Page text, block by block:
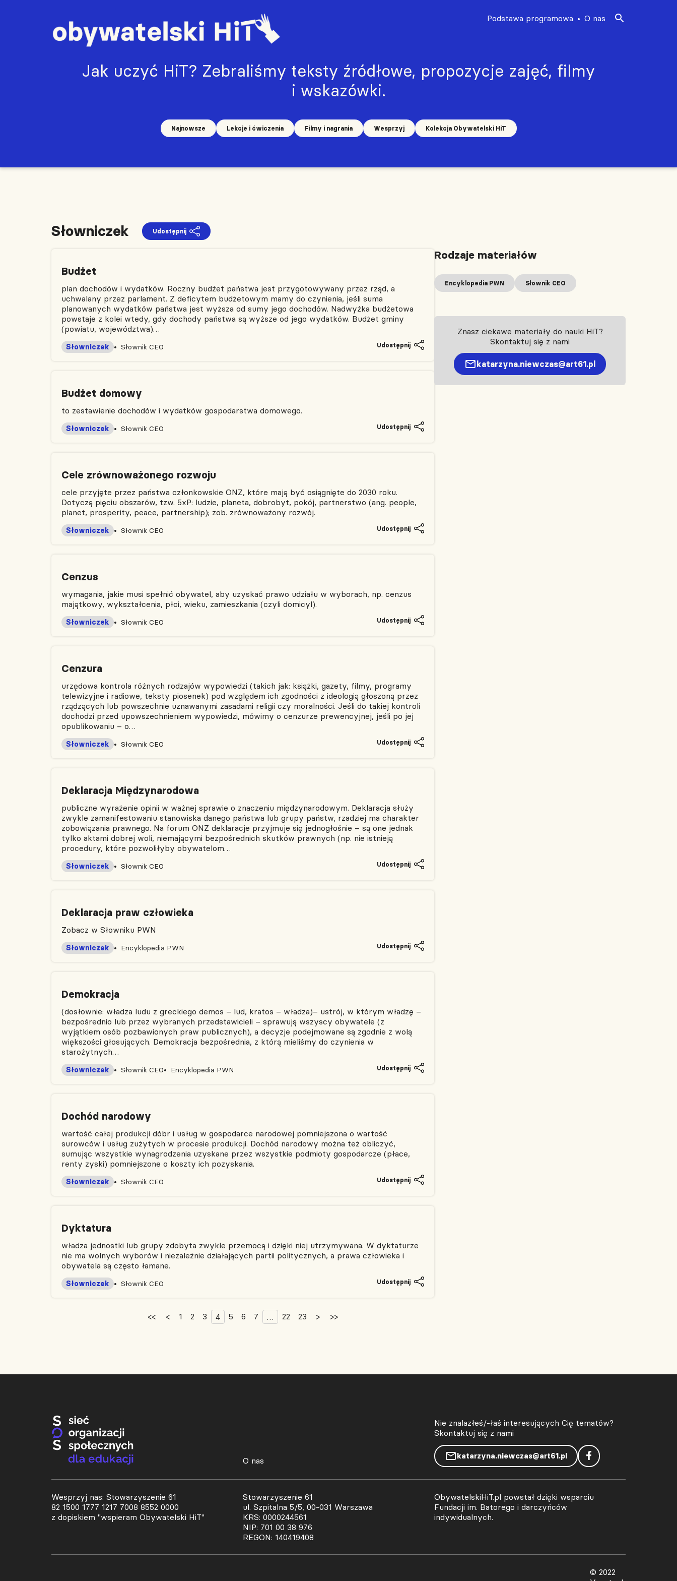
Jak uczyć HiT? Zebraliśmy teksty źródłowe, propozycje zajęć, filmy
i wskazówki.
Najnowsze Lekcje i ćwiczenia Filmy i nagrania Wesprzyj Kolekcja Obywatelski HiT
Podstawa programowa O nas
Słowniczek Udostępnij
Budżet
plan dochodów i wydatków. Roczny budżet państwa jest przygotowywany przez rząd, a
uchwalany przez parlament. Z deficytem budżetowym mamy do czynienia, jeśli suma
planowanych wydatków państwa jest wyższa od sumy jego dochodów. Nadwyżka budżetowa
powstaje z kolei wtedy, gdy dochody państwa są wyższe od jego wydatków. Budżet gminy
(powiatu, województwa)…
Słownik CEO
Słowniczek Udostępnij
Budżet domowy
to zestawienie dochodów i wydatków gospodarstwa domowego.
Słownik CEO
Słowniczek Udostępnij
Cele zrównoważonego rozwoju
cele przyjęte przez państwa członkowskie ONZ, które mają być osiągnięte do 2030 roku.
Dotyczą pięciu obszarów, tzw. 5xP: ludzie, planeta, dobrobyt, pokój, partnerstwo (ang. people,
planet, prosperity, peace, partnership); zob. zrównoważony rozwój.
Słownik CEO
Słowniczek Udostępnij
Cenzus
wymagania, jakie musi spełnić obywatel, aby uzyskać prawo udziału w wyborach, np. cenzus
majątkowy, wykształcenia, płci, wieku, zamieszkania (czyli domicyl).
Słownik CEO
Słowniczek Udostępnij
Cenzura
urzędowa kontrola różnych rodzajów wypowiedzi (takich jak: książki, gazety, filmy, programy
telewizyjne i radiowe, teksty piosenek) pod względem ich zgodności z ideologią głoszoną przez
rządzących lub powszechnie uznawanymi zasadami religii czy moralności. Jeśli do takiej kontroli
dochodzi przed upowszechnieniem wypowiedzi, mówimy o cenzurze prewencyjnej, jeśli po jej
opublikowaniu – o…
Słownik CEO
Słowniczek Udostępnij
Deklaracja Międzynarodowa
publiczne wyrażenie opinii w ważnej sprawie o znaczeniu międzynarodowym. Deklaracja służy
zwykle zamanifestowaniu stanowiska danego państwa lub grupy państw, rzadziej ma charakter
zobowiązania prawnego. Na forum ONZ deklaracje przyjmuje się jednogłośnie – są one jednak
tylko aktami dobrej woli, niemającymi bezpośrednich skutków prawnych (np. nie istnieją
procedury, które pozwoliłyby obywatelom…
Słownik CEO
Słowniczek Udostępnij
Deklaracja praw człowieka
Zobacz w Słowniku PWN
Encyklopedia PWN
Słowniczek Udostępnij
Demokracja
(dosłownie: władza ludu z greckiego demos – lud, kratos – władza)– ustrój, w którym władzę –
bezpośrednio lub przez wybranych przedstawicieli – sprawują wszyscy obywatele (z
wyjątkiem osób pozbawionych praw publicznych), a decyzje podejmowane są zgodnie z wolą
większości głosujących. Demokracja bezpośrednia, z którą mieliśmy do czynienia w
starożytnych…
Słownik CEO Encyklopedia PWN
Słowniczek Udostępnij
Dochód narodowy
wartość całej produkcji dóbr i usług w gospodarce narodowej pomniejszona o wartość
surowców i usług zużytych w procesie produkcji. Dochód narodowy można też obliczyć,
sumując wszystkie wynagrodzenia uzyskane przez wszystkie podmioty gospodarcze (płace,
renty zyski) pomniejszone o koszty ich pozyskania.
Słownik CEO
Słowniczek Udostępnij
Dyktatura
władza jednostki lub grupy zdobyta zwykle przemocą i dzięki niej utrzymywana. W dyktaturze
nie ma wolnych wyborów i niezależnie działających partii politycznych, a prawa człowieka i
obywatela są często łamane.
Słownik CEO
Słowniczek Udostępnij
<< < 1 2 3 4 5 6 7 … 22 23 > >>
Rodzaje materiałów
Encyklopedia PWN Słownik CEO
Znasz ciekawe materiały do nauki HiT?
Skontaktuj się z nami
katarzyna.niewczas@art61.pl
O nas
Nie znalazłeś/-łaś interesujących Cię tematów?
Skontaktuj się z nami
katarzyna.niewczas@art61.pl
Wesprzyj nas: Stowarzyszenie 61
82 1500 1777 1217 7008 8552 0000
z dopiskiem "wspieram Obywatelski HiT"
Stowarzyszenie 61
ul. Szpitalna 5/5, 00-031 Warszawa
KRS: 0000244561
NIP: 701 00 38 976
REGON: 140419408
ObywatelskiHiT.pl powstał dzięki wsparciu
Fundacji im. Batorego i darczyńców
indywidualnych.
© 2022